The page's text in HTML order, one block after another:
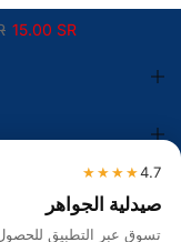
15.00 SR
4.7
★★★★
صيدلية الجواهر
تسوق عبر التطبيق